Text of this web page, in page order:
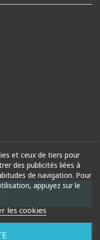
et ceux de tiers pour
des publicités liées à
de navigation. Pour
appuyez sur le
les cookies